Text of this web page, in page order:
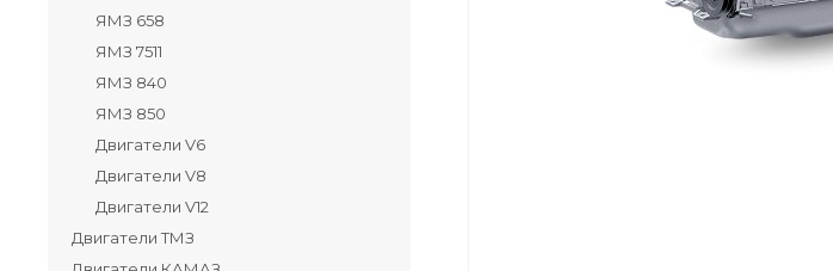
ЯМЗ 658
ЯМЗ 7511
ЯМЗ 840
ЯМЗ 850
Двигатели V6
Двигатели V8
Двигатели V12
Двигатели ТМЗ